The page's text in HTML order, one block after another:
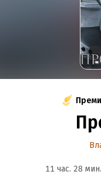
11 час. 28 мин.